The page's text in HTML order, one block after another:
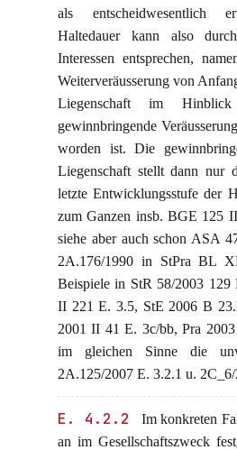
als entscheidwesentlich
Haltedauer kann also
Interessen entsprechen,
Weiterveräusserung von
Liegenschaft im
gewinnbringende
worden ist. Die
Liegenschaft stellt dann nur
letzte Entwicklungsstufe der
zum Ganzen insb. BGE 125
siehe aber auch schon ASA
2A.176/1990 in StPra BL
Beispiele in StR 58/2003
II 221 E. 3.5, StE 2006 B
2001 II 41 E. 3c/bb, Pra
im gleichen Sinne die
2A.125/2007 E. 3.2.1 u.
E. 4.2.2
Im konkreten
an im Gesellschaftszweck